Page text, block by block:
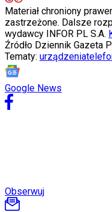
Matura
Kobieta
Aktualności
Moda
Uroda
Porady
Sport
Materiał chroniony
zastrzeżone. Dalsze
wydawcy INFOR PL S.A.
Źródło Dziennik Gazeta
Tematy: urządzenia
Google News
Obserwuj